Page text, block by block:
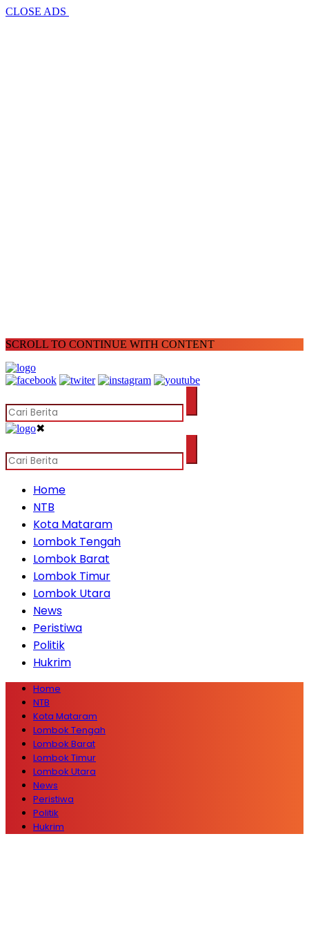
CLOSE ADS
SCROLL TO CONTINUE WITH CONTENT
✖
Home
NTB
Kota Mataram
Lombok Tengah
Lombok Barat
Lombok Timur
Lombok Utara
News
Peristiwa
Politik
Hukrim
Home
NTB
Kota Mataram
Lombok Tengah
Lombok Barat
Lombok Timur
Lombok Utara
News
Peristiwa
Politik
Hukrim